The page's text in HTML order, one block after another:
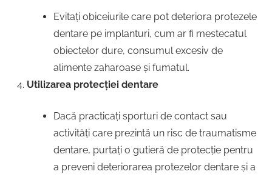
Evitați obiceiurile care pot deteriora protezele
dentare pe implanturi, cum ar fi mestecatul
obiectelor dure, consumul excesiv de
alimente zaharoase și fumatul.
Utilizarea protecției dentare
Dacă practicați sporturi de contact sau
activități care prezintă un risc de traumatisme
dentare, purtați o gutieră de protecție pentru
a preveni deteriorarea protezelor dentare și a